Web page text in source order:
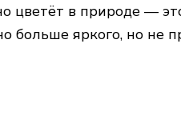
цветёт в природе —
яркого, но не